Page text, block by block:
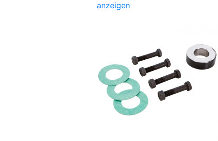
anzeigen